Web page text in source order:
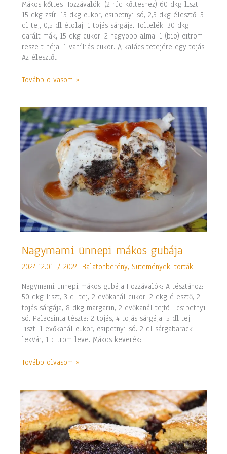
Mákos kőttes Hozzávalók: (2 rúd kőtteshez) 60 dkg liszt,
15 dkg zsír, 15 dkg cukor, csipetnyi só, 2,5 dkg élesztő, 5
dl tej, 0,5 dl étolaj, 1 tojás sárgája. Töltelék: 30 dkg
darált mák, 15 dkg cukor, 2 nagyobb alma, 1 (bio) citrom
reszelt héja, 1 vaníliás cukor. A kalács tetejére egy tojás.
Az élesztőt
Tovább olvasom »
Nagymami ünnepi mákos gubája
2024.12.01. /2024, Balatonberény, Sütemények, torták
Nagymami ünnepi mákos gubája Hozzávalók: A tésztához:
50 dkg liszt, 3 dl tej, 2 evőkanál cukor, 2 dkg élesztő, 2
tojás sárgája, 8 dkg margarin, 2 evőkanál tejföl, csipetnyi
só. Palacsinta tészta: 2 tojás, 4 tojás sárgája, 5 dl tej,
liszt, 1 evőkanál cukor, csipetnyi só. 2 dl sárgabarack
lekvár, 1 citrom leve. Mákos keverék:
Nagymami
ünnepi
mákos
Tovább olvasom »